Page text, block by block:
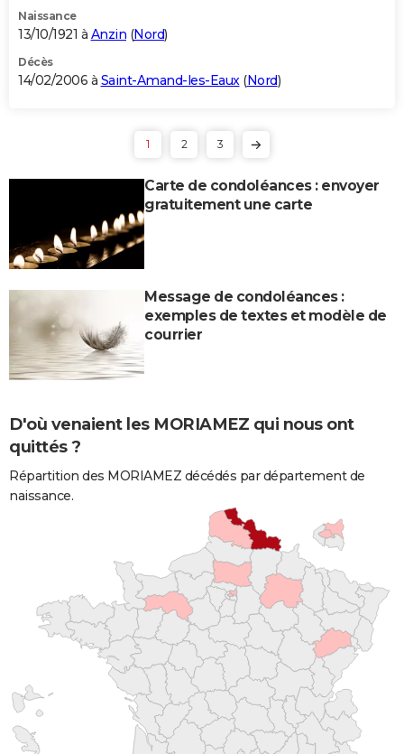
Naissance
13/10/1921 à Anzin (Nord)
Décès
14/02/2006 à Saint-Amand-les-Eaux (Nord)
1 2 3
Carte de condoléances : envoyer
gratuitement une carte
Message de condoléances :
exemples de textes et modèle de
courrier
D'où venaient les MORIAMEZ qui nous ont
quittés ?
Répartition des MORIAMEZ décédés par département de
naissance.